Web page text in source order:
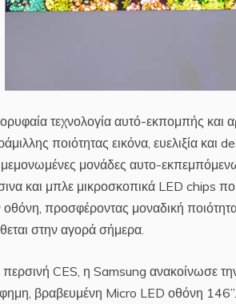
τεχνολογία αυτό-εκπομπής και
ποιότητας εικόνα, ευελιξία και
μονάδες αυτο-
και μπλε μικροσκοπικά LED chips
οθόνη, προσφέροντας μοναδική
στην αγορά σήμερα.
περσινή CES, η Samsung ανακοίνωσε
βραβευμένη Micro LED οθόνη